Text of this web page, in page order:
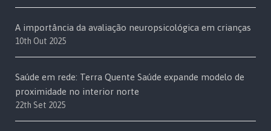
A importância da avaliação neuropsicológica em crianças
10th Out 2025
Saúde em rede: Terra Quente Saúde expande modelo de
proximidade no interior norte
22th Set 2025